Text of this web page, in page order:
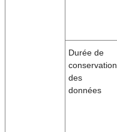
Durée de
conservation
des
données